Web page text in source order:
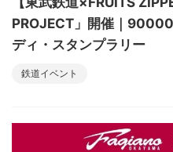
PROJECT」開催｜
ディ・スタンプラリー
鉄道イベント